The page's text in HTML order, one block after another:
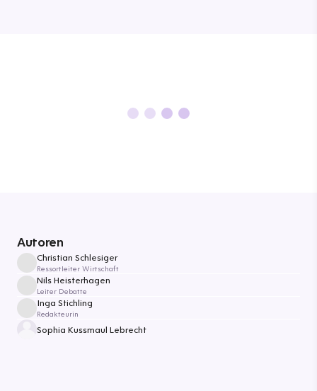
Autoren
Christian Schlesiger
Ressortleiter Wirtschaft
Nils Heisterhagen
Leiter Debatte
Inga Stichling
Redakteurin
Sophia Kussmaul Lebrecht